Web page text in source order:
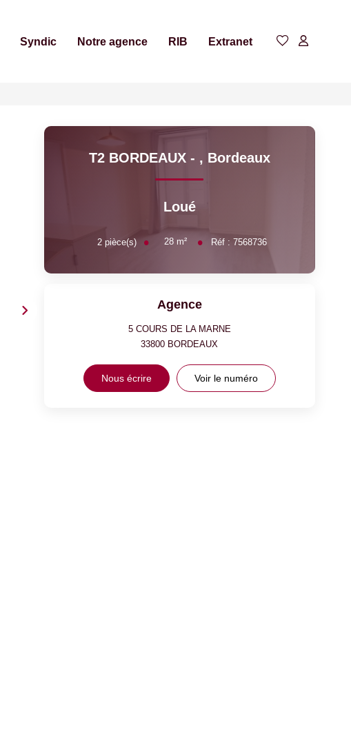
Syndic Notre agence RIB Extranet
T2 BORDEAUX - , Bordeaux
Loué
2pièce(s) 28 m² Réf :7568736
Agence
5 COURS DE LA MARNE
33800 BORDEAUX
Nous écrire Voir le numéro